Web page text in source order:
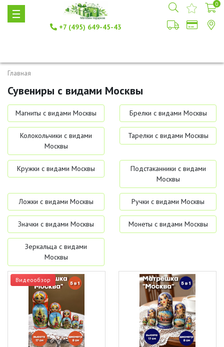
+7 (495) 649-45-43
0
Главная
Сувениры с видами Москвы
Магниты с видами Москвы Брелки с видами Москвы
Колокольчики с видами
Москвы
Тарелки с видами Москвы
Кружки с видами Москвы
Подстаканники с видами
Москвы
Ложки с видами Москвы Ручки с видами Москвы
Значки с видами Москвы Монеты с видами Москвы
Зеркальца с видами
Москвы
Видеообзор